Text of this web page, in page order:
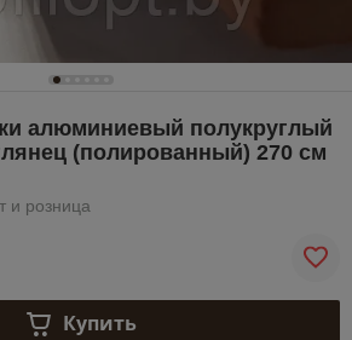
алюминиевый полукруглый
(полированный) 270 см
и розница
Купить